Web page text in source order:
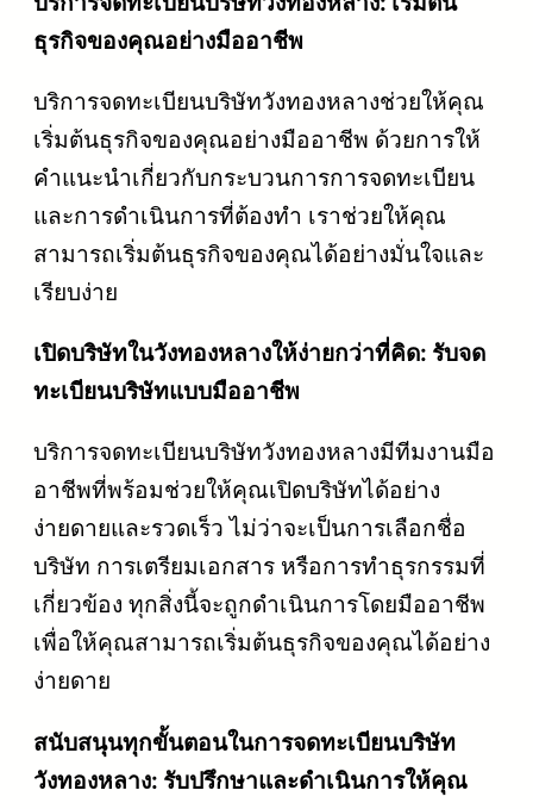
ธุรกิจของคุณอย่างมืออาชีพ
บริการจดทะเบียนบริษัทวังทองหลางช่วยให้คุณ
เริ่มต้นธุรกิจของคุณอย่างมืออาชีพ ด้วยการให้
คำแนะนำเกี่ยวกับกระบวนการการจดทะเบียน
และการดำเนินการที่ต้องทำ เราช่วยให้คุณ
สามารถเริ่มต้นธุรกิจของคุณได้อย่างมั่นใจและ
เรียบง่าย
เปิดบริษัทในวังทองหลางให้ง่ายกว่าที่คิด: รับจด
ทะเบียนบริษัทแบบมืออาชีพ
บริการจดทะเบียนบริษัทวังทองหลางมีทีมงานมือ
อาชีพที่พร้อมช่วยให้คุณเปิดบริษัทได้อย่าง
ง่ายดายและรวดเร็ว ไม่ว่าจะเป็นการเลือกชื่อ
บริษัท การเตรียมเอกสาร หรือการทำธุรกรรมที่
เกี่ยวข้อง ทุกสิ่งนี้จะถูกดำเนินการโดยมืออาชีพ
เพื่อให้คุณสามารถเริ่มต้นธุรกิจของคุณได้อย่าง
ง่ายดาย
สนับสนุนทุกขั้นตอนในการจดทะเบียนบริษัท
วังทองหลาง: รับปรึกษาและดำเนินการให้คุณ